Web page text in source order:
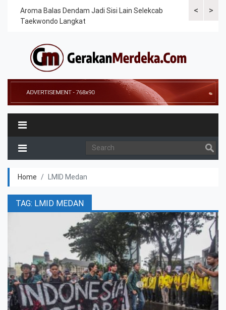
<
Aroma Balas Dendam Jadi Sisi Lain Selekcab
Taekwondo Langkat
>
Home LMID Medan
TAG: LMID MEDAN